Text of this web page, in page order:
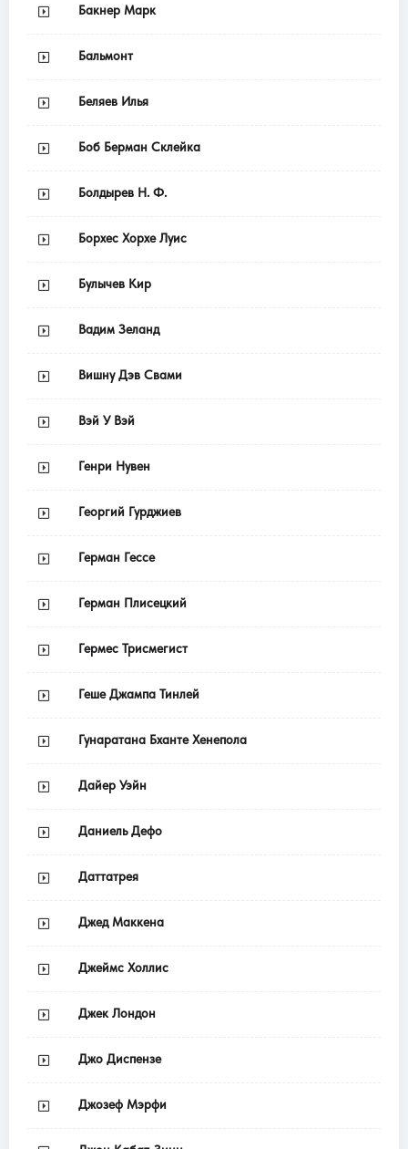
Бакнер Марк
Бальмонт
Беляев Илья
Боб Берман Склейка
Болдырев Н. Ф.
Борхес Хорхе Луис
Булычев Кир
Вадим Зеланд
Вишну Дэв Свами
Вэй У Вэй
Генри Нувен
Георгий Гурджиев
Герман Гессе
Герман Плисецкий
Гермес Трисмегист
Геше Джампа Тинлей
Гунаратана Бханте Хенепола
Дайер Уэйн
Даниель Дефо
Даттатрея
Джед Маккена
Джеймс Холлис
Джек Лондон
Джо Диспензе
Джозеф Мэрфи